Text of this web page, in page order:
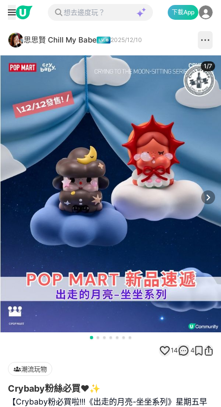
下載App
思思賢 Chill My Babe 2025/12/10
1/7
14 4
潮流玩物
Crybaby粉絲必買❤️✨
【Crybaby粉必買啦!!!《出走的月亮-坐坐系列》星期五早